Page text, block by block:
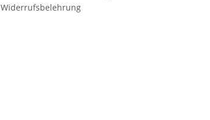
Widerrufsbelehrung